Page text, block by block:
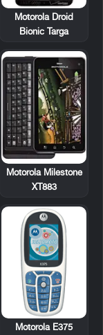
Motorola Droid
Bionic Targa
Motorola Milestone
XT883
Motorola E375